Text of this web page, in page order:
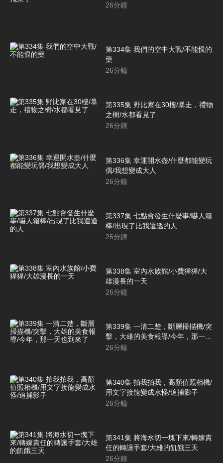
26分鐘
第334集 我們的空中大戰/不能恨的
藥
26分鐘
第335集 野比家在30樓/暴走，禮物
之樹/水都看見了
26分鐘
第336集 幸運開水壺/什麼都能變玩
偶/我想變成大人
26分鐘
第337集 七點會發生什麼事/嚇人箱
棒/出現了比我還遜的人
26分鐘
第338集 室內水族館/小費猩猩/大
雄漫長的一天
26分鐘
第339集 一清二楚，斷層掃描機/突
擊，大雄的美食報導/今年，那一天
也到來了
26分鐘
第340集 拍我拍我，高顏值照相機/
用文字接龍變成水怪/追捕影子
26分鐘
第341集 將海水切一塊下來/轉嫁責
任的轉讓手套/大雄的飢餓三天
26分鐘